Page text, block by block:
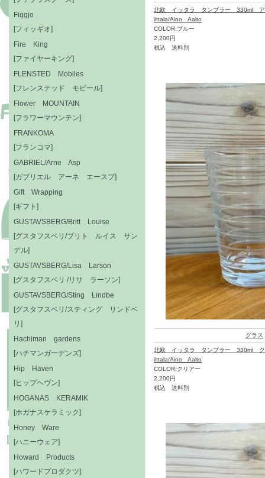
北欧 イッタラ タンブラー 330ml ア
iittala/Aino Aalto
COLOR:ブルー
2,200円
税込 送料別
グラス
北欧 イッタラ タンブラー 330ml ク
iittala/Aino Aalto
COLOR:クリアー
2,200円
税込 送料別
Figgjo
[フィッギオ]
Fire King
[ファイヤーキング]
FLENSTED Mobiles
[フレンステッド モビール]
Flower MOUNTAIN
[フラワーマウンテン]
FRANKOMA
[フランコマ]
GABRIEL/Arne Asp
[ガブリエル アーネ エースプ]
Gift Wrapping
[ギフト]
GUSTAVSBERG/Britt Louise
[グスタフスベリ/ブリト ルイス サン
デル]
GUSTAVSBERG/Lisa Larson
[グスタフスベリ /リサ ラーソン]
GUSTAVSBERG/Sting Lindbe
[グスタフスベリ/スティング リンドベ
リ]
Hachiman gardens
[ハチマンガーデンズ]
Hip Haven
[ヒップヘヴン]
HOGANAS KERAMIK
[ホガナスケラミック]
Honey Ware
[ハニーウェア]
Howard Products
[ハワードプロダクツ]